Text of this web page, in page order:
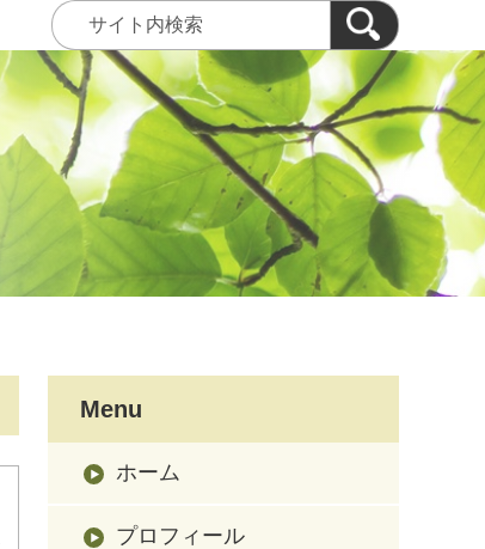
Menu
ホーム
プロフィール